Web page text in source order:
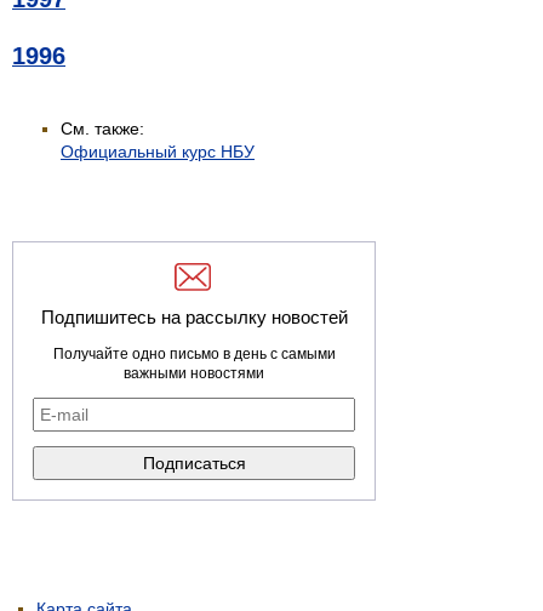
1996
См. также:
Официальный курс НБУ
Подпишитесь на рассылку новостей
Получайте одно письмо в день с самыми
важными новостями